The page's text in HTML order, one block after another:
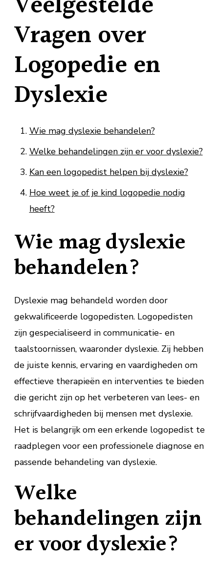
Vragen over
Logopedie en
Dyslexie
Wie mag dyslexie behandelen?
Welke behandelingen zijn er voor dyslexie?
Kan een logopedist helpen bij dyslexie?
Hoe weet je of je kind logopedie nodig
heeft?
Wie mag dyslexie
behandelen?
Dyslexie mag behandeld worden door
gekwalificeerde logopedisten. Logopedisten
zijn gespecialiseerd in communicatie- en
taalstoornissen, waaronder dyslexie. Zij hebben
de juiste kennis, ervaring en vaardigheden om
effectieve therapieën en interventies te bieden
die gericht zijn op het verbeteren van lees- en
schrijfvaardigheden bij mensen met dyslexie.
Het is belangrijk om een erkende logopedist te
raadplegen voor een professionele diagnose en
passende behandeling van dyslexie.
Welke
behandelingen zijn
er voor dyslexie?